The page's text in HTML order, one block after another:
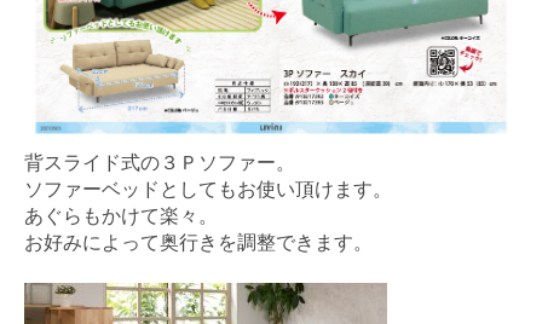
背スライド式の３Ｐソファー。
ソファーベッドとしてもお使い頂けます。
あぐらもかけて楽々。
お好みによって奥行きを調整できます。